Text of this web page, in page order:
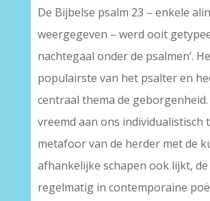
De Bijbelse psalm 23 – enkele
weergegeven – werd ooit
nachtegaal onder de psalmen’.
populairste van het psalter en
centraal thema de geborgenheid.
vreemd aan ons individualistisch
metafoor van de herder met de
afhankelijke schapen ook lijkt,
regelmatig in contemporaine